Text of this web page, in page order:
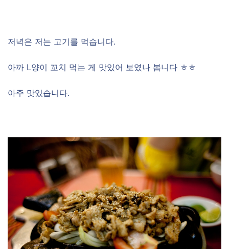
저녁은 저는 고기를 먹습니다.
아까 L양이 꼬치 먹는 게 맛있어 보였나 봅니다 ㅎㅎ
아주 맛있습니다.